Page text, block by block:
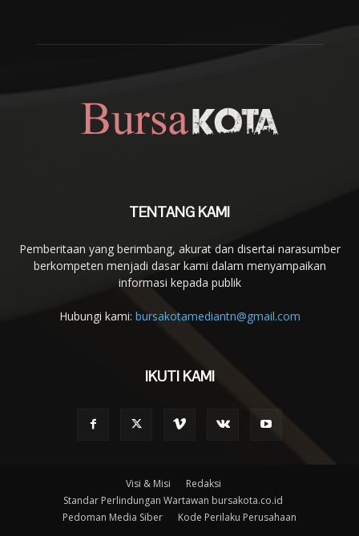
TENTANG KAMI
Pemberitaan yang berimbang, akurat dan disertai narasumber
berkompeten menjadi dasar kami dalam menyampaikan
informasi kepada publik
Hubungi kami: bursakotamediantn@gmail.com
IKUTI KAMI
Visi & Misi
Redaksi
Standar Perlindungan Wartawan bursakota.co.id
Pedoman Media Siber
Kode Perilaku Perusahaan